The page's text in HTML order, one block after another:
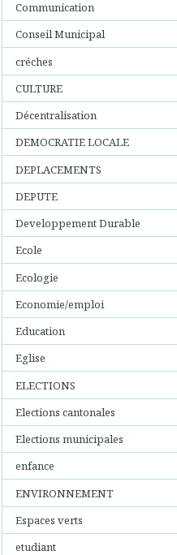
Communication
Conseil Municipal
créches
CULTURE
Décentralisation
DEMOCRATIE LOCALE
DEPLACEMENTS
DEPUTE
Developpement Durable
Ecole
Ecologie
Economie/emploi
Education
Eglise
ELECTIONS
Elections cantonales
Elections municipales
enfance
ENVIRONNEMENT
Espaces verts
etudiant